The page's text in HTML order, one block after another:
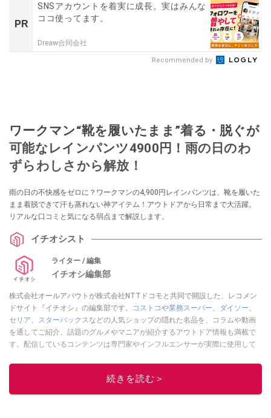
PR
SNSアカウントを着実に成長。実はみんな
ココ使ってます。
Dreaw合同会社
Recommended by
ワークマン“靴を履いたまま”着る・脱ぐが
可能なレインパンツ4900円！雨の日のわ
ずらわしさから解放！
雨の日の不快感をゼロに？ワークマンの4,900円レインパンツは、靴を履いた
まま着脱できて汗も蒸れない神アイテム！アウトドアから日常まで大活躍。
リアルな口コミと気になる弱点まで解説します。
イチオシスト
ライター / 編集
イチオシ編集部
株式会社オールアバウトが株式会社NTTドコモと共同で開設した、レコメン
ドサイト『イチオシ』の編集部です。
コストコや業務スーパー ダイソー
セリア
スターバックス などの人気ショップの隠れた名品を、コラムや動画
を通してご紹介。話題のグルメやマニアが紹介するアウトドア情報も満載で
す。配信しているコンテンツは専門家やインフルエンサーが実際に使用して
ニュースでフォロー
続きを読む＞